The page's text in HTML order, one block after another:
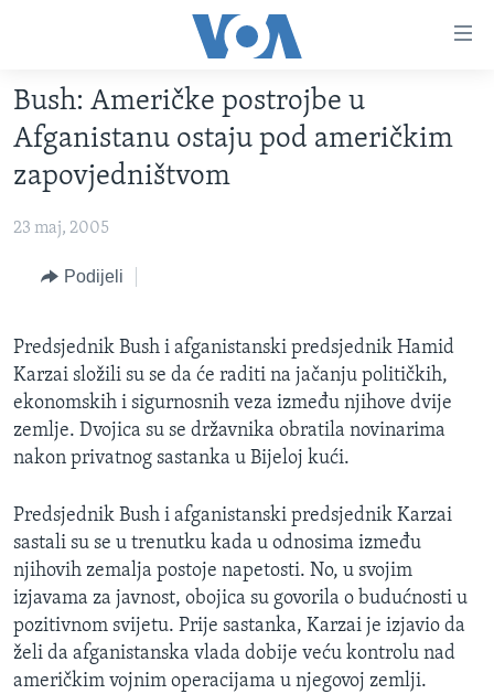
glavni
sadržaj
na
glavnu
navigaciju
VIDEO
FOTOGRAFIJE DANA
VIJESTI
SJEDINJENE AMERIČKE DRŽAVE
SVIJET
NAUKA I TEHNOLOGIJA
KORUPCIJA
SLOBODA MEDIJA
ŽENSKA STRANA
IZBJEGLIČKA STRANA
MAGAZIN
O GLASU AMERIKE
Learning English
PRATITE NAS
Bush: Američke postrojbe u
Afganistanu ostaju pod američkim
zapovjedništvom
23 maj, 2005
Podijeli
Predsjednik Bush i afganistanski predsjednik Hamid
Karzai složili su se da će raditi na jačanju političkih,
ekonomskih i sigurnosnih veza između njihove dvije
zemlje. Dvojica su se državnika obratila novinarima
nakon privatnog sastanka u Bijeloj kući.
Predsjednik Bush i afganistanski predsjednik Karzai
sastali su se u trenutku kada u odnosima između
njihovih zemalja postoje napetosti. No, u svojim
izjavama za javnost, obojica su govorila o budućnosti u
pozitivnom svijetu. Prije sastanka, Karzai je izjavio da
želi da afganistanska vlada dobije veću kontrolu nad
američkim vojnim operacijama u njegovoj zemlji.